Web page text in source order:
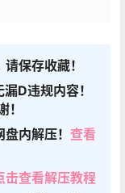
保存收藏！
D违规内容！
内解压！ 查看
击查看解压教程